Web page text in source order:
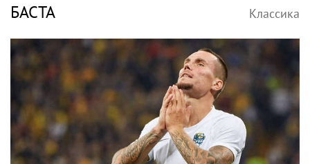
БАСТА Классика